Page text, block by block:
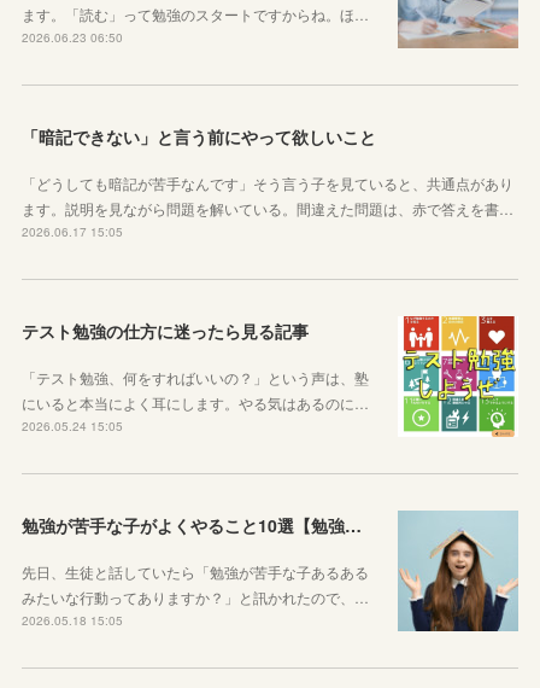
ます。「読む」って勉強のスタートですからね。ほ…
2026.06.23 06:50
「暗記できない」と言う前にやって欲しいこと
「どうしても暗記が苦手なんです」そう言う子を見ていると、共通点があり
ます。説明を見ながら問題を解いている。間違えた問題は、赤で答えを書…
2026.06.17 15:05
テスト勉強の仕方に迷ったら見る記事
「テスト勉強、何をすればいいの？」という声は、塾
にいると本当によく耳にします。やる気はあるのに…
2026.05.24 15:05
勉強が苦手な子がよくやること10選【勉強苦手あるある】
先日、生徒と話していたら「勉強が苦手な子あるある
みたいな行動ってありますか？」と訊かれたので、…
2026.05.18 15:05